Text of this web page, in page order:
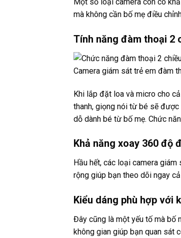
mà không cần bố mẹ điều
Tính năng đàm thoại 2
Camera giám sát trẻ em đàm
Khi lắp đặt loa và micro cho
thanh, giọng nói từ bé sẽ
dỗ dành bé từ bố mẹ. Chức
Khả năng xoay 360 độ
Hầu hết, các loại camera
rộng giúp bạn theo dõi ngay
Kiểu dáng phù hợp với
Đây cũng là một yếu tố mà bố
không gian giúp bạn quan sát